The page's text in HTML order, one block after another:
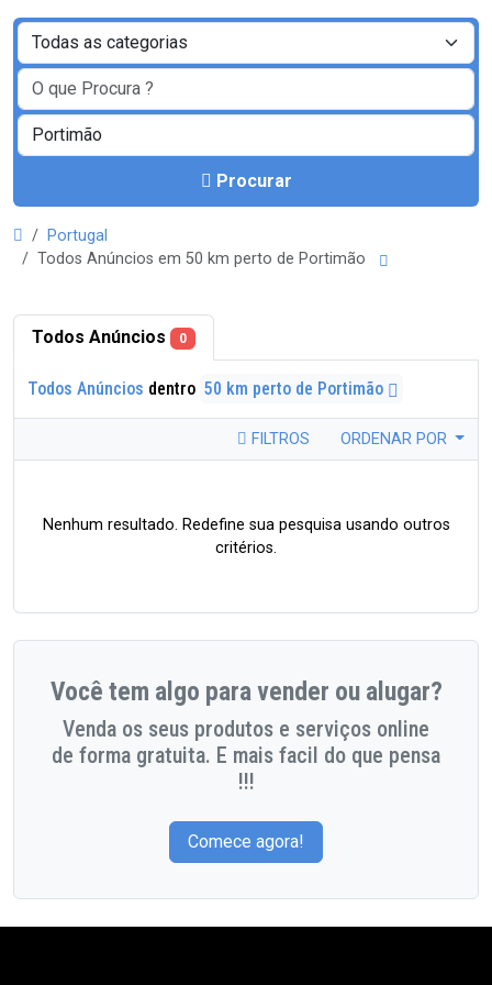
Procurar
Portugal
Todos Anúncios em 50 km perto de Portimão
Todos Anúncios 0
Todos Anúncios dentro 50 km perto de Portimão
FILTROS ORDENAR POR
Nenhum resultado. Redefine sua pesquisa usando outros
critérios.
Você tem algo para vender ou alugar?
Venda os seus produtos e serviços online
de forma gratuita. E mais facil do que pensa
!!!
Comece agora!